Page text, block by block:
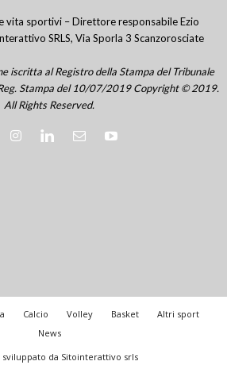
vita sportivi – Direttore responsabile Ezio
SRLS, Via Sporla 3 Scanzorosciate
iscritta al Registro della Stampa del Tribunale
Stampa del 10/07/2019 Copyright © 2019.
All Rights Reserved.
Calcio Volley Basket
Altri sport
News
da Sitointerattivo srls